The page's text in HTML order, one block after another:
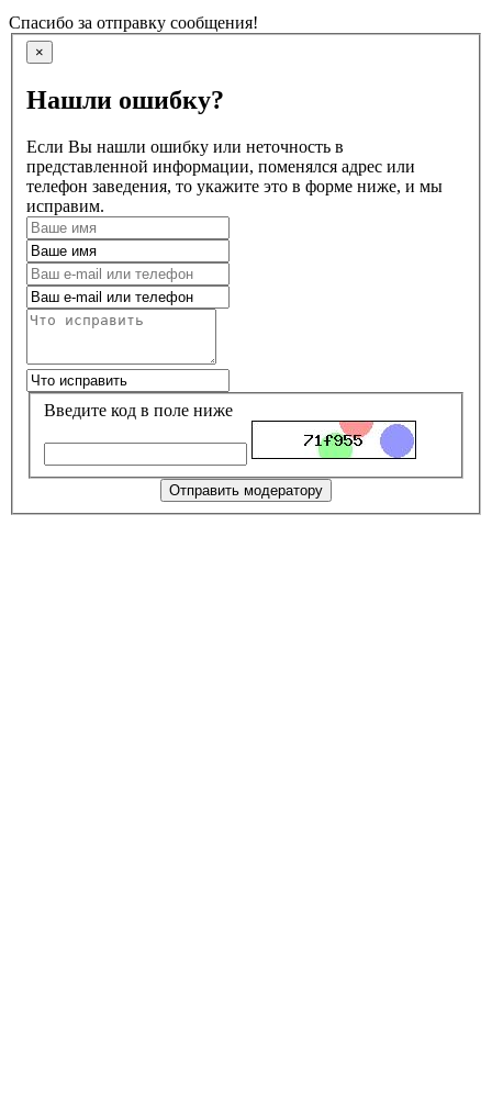
Спасибо за отправку сообщения!
×
Нашли ошибку?
Если Вы нашли ошибку или неточность в
представленной информации, поменялся адрес или
телефон заведения, то укажите это в форме ниже, и мы
исправим.
Введите код в поле ниже
Отправить модератору